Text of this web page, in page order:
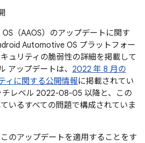
（AAOS）のアップデートに関す
Automotive OS プラットフォー
ュリティの脆弱性の詳細を掲載して
アップデートは、 2022 年 8 月の
ィに関する公開情報に掲載されてい
チレベル 2022-08-05 以降と、この
いるすべての問題で構成されていま
のアップデートを適用することをす